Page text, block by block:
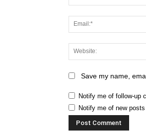
Save my name,
Notify me of follow-up
Notify me of new